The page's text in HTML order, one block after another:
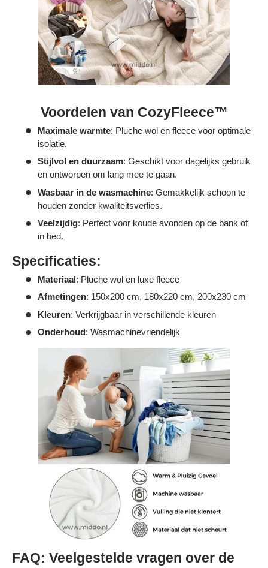
Voordelen van CozyFleece™
Maximale warmte: Pluche wol en fleece voor optimale
isolatie.
Stijlvol en duurzaam: Geschikt voor dagelijks gebruik
en ontworpen om lang mee te gaan.
Wasbaar in de wasmachine: Gemakkelijk schoon te
houden zonder kwaliteitsverlies.
Veelzijdig: Perfect voor koude avonden op de bank of
in bed.
Specificaties:
Materiaal: Pluche wol en luxe fleece
Afmetingen: 150x200 cm, 180x220 cm, 200x230 cm
Kleuren: Verkrijgbaar in verschillende kleuren
Onderhoud: Wasmachinevriendelijk
FAQ: Veelgestelde vragen over de